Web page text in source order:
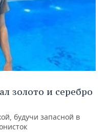
золото и серебро
будучи запасной в